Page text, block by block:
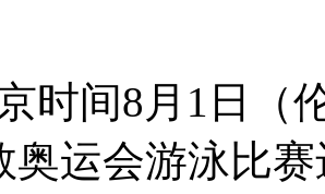
8月1日（伦
奥运会游泳比